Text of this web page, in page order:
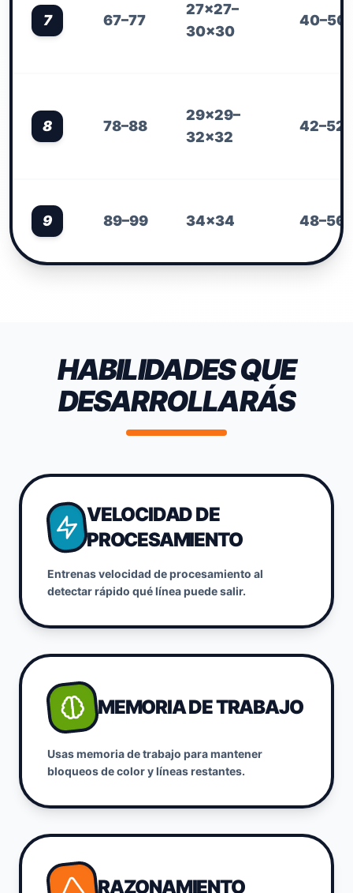
7 67–77
27×27–
30×30
40–50
8 78–88
29×29–
32×32
42–52
9 89–99 34×34 48–56
HABILIDADES QUE
DESARROLLARÁS
VELOCIDAD DE
PROCESAMIENTO
Entrenas velocidad de procesamiento al
detectar rápido qué línea puede salir.
MEMORIA DE TRABAJO
Usas memoria de trabajo para mantener
bloqueos de color y líneas restantes.
RAZONAMIENTO